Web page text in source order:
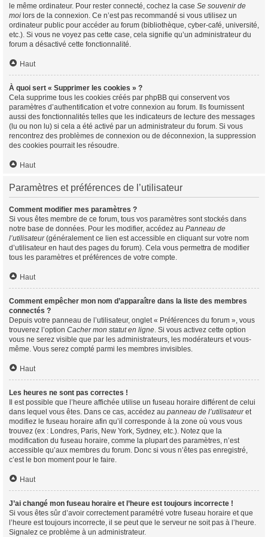
le même ordinateur. Pour rester connecté, cochez la case Se souvenir de
moi lors de la connexion. Ce n’est pas recommandé si vous utilisez un
ordinateur public pour accéder au forum (bibliothèque, cyber-café, université,
etc.). Si vous ne voyez pas cette case, cela signifie qu’un administrateur du
forum a désactivé cette fonctionnalité.
Haut
À quoi sert « Supprimer les cookies » ?
Cela supprime tous les cookies créés par phpBB qui conservent vos
paramètres d’authentification et votre connexion au forum. Ils fournissent
aussi des fonctionnalités telles que les indicateurs de lecture des messages
(lu ou non lu) si cela a été activé par un administrateur du forum. Si vous
rencontrez des problèmes de connexion ou de déconnexion, la suppression
des cookies pourrait les résoudre.
Haut
Paramètres et préférences de l’utilisateur
Comment modifier mes paramètres ?
Si vous êtes membre de ce forum, tous vos paramètres sont stockés dans
notre base de données. Pour les modifier, accédez au Panneau de
l’utilisateur(généralement ce lien est accessible en cliquant sur votre nom
d’utilisateur en haut des pages du forum). Cela vous permettra de modifier
tous les paramètres et préférences de votre compte.
Haut
Comment empêcher mon nom d’apparaître dans la liste des membres
connectés ?
Depuis votre panneau de l’utilisateur, onglet « Préférences du forum », vous
trouverez l’option Cacher mon statut en ligne. Si vous activez cette option
vous ne serez visible que par les administrateurs, les modérateurs et vous-
même. Vous serez compté parmi les membres invisibles.
Haut
Les heures ne sont pas correctes !
Il est possible que l’heure affichée utilise un fuseau horaire différent de celui
dans lequel vous êtes. Dans ce cas, accédez au panneau de l’utilisateuret
modifiez le fuseau horaire afin qu’il corresponde à la zone où vous vous
trouvez (ex : Londres, Paris, New York, Sydney, etc.). Notez que la
modification du fuseau horaire, comme la plupart des paramètres, n’est
accessible qu’aux membres du forum. Donc si vous n’êtes pas enregistré,
c’est le bon moment pour le faire.
Haut
J’ai changé mon fuseau horaire et l’heure est toujours incorrecte !
Si vous êtes sûr d’avoir correctement paramétré votre fuseau horaire et que
l’heure est toujours incorrecte, il se peut que le serveur ne soit pas à l’heure.
Signalez ce problème à un administrateur.